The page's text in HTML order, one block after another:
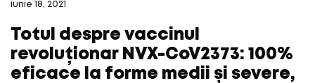
iunie 18, 2021
Totul despre vaccinul
revoluționar NVX-CoV2373: 100%
eficace la forme medii și severe,